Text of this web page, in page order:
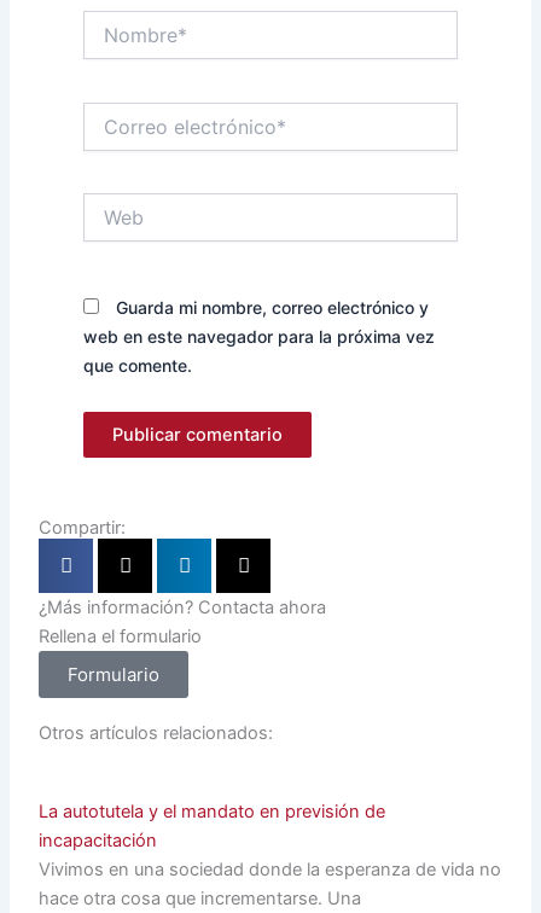
electrónico*
Guarda mi nombre, correo electrónico y
web en este navegador para la próxima vez
que comente.
Compartir:
¿Más información? Contacta ahora
Rellena el formulario
Formulario
Otros artículos relacionados:
La autotutela y el mandato en previsión de
incapacitación
Vivimos en una sociedad donde la esperanza de vida no
hace otra cosa que incrementarse. Una